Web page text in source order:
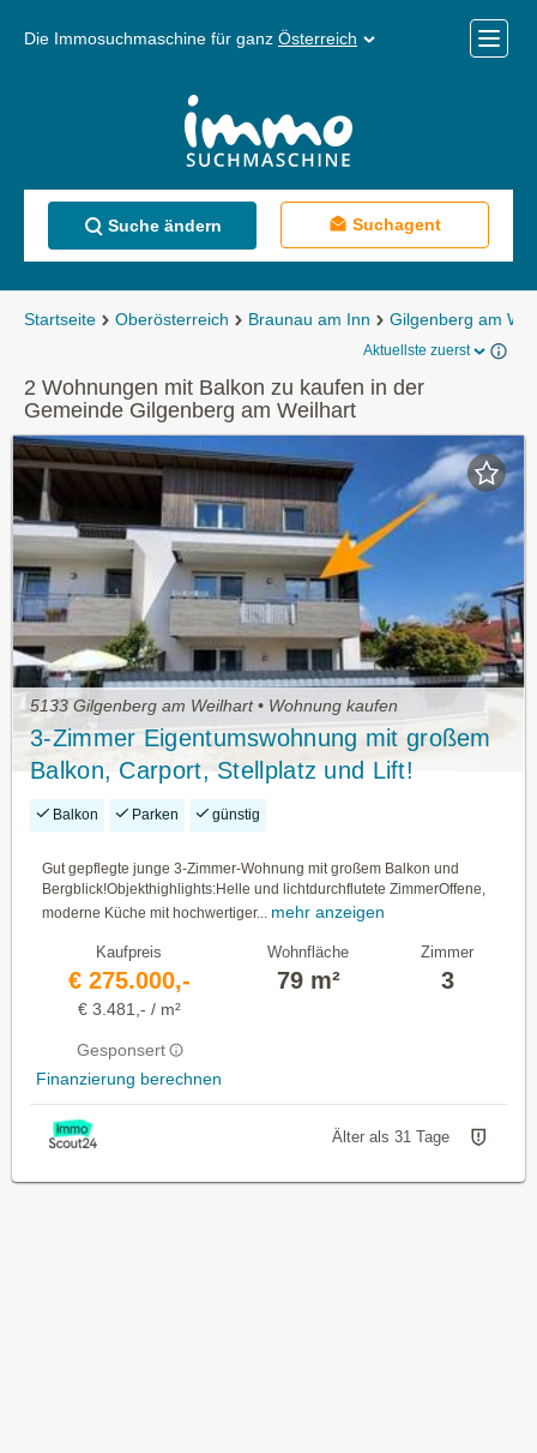
Die Immosuchmaschine für ganz Österreich
Menü
Suche ändern Suchagent
Startseite Oberösterreich Braunau am Inn Gilgenberg am
Aktuellste zuerst
2 Wohnungen mit Balkon zu kaufen in der
Gemeinde Gilgenberg am Weilhart
5133 Gilgenberg am Weilhart • Wohnung kaufen
3-Zimmer Eigentumswohnung mit großem
Balkon, Carport, Stellplatz und Lift!
Balkon Parken günstig
Gut gepflegte junge 3-Zimmer-Wohnung mit großem Balkon und
Bergblick!Objekthighlights:Helle und lichtdurchflutete ZimmerOffene,
moderne Küche mit hochwertiger...
mehr anzeigen
Kaufpreis
€ 275.000,-
€ 3.481,- / m²
Gesponsert
Finanzierung berechnen
Wohnfläche
79 m²
Zimmer
3
Älter als 31 Tage